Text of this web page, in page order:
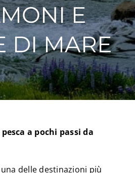
E
DI MARE
a pochi passi da
delle destinazioni più